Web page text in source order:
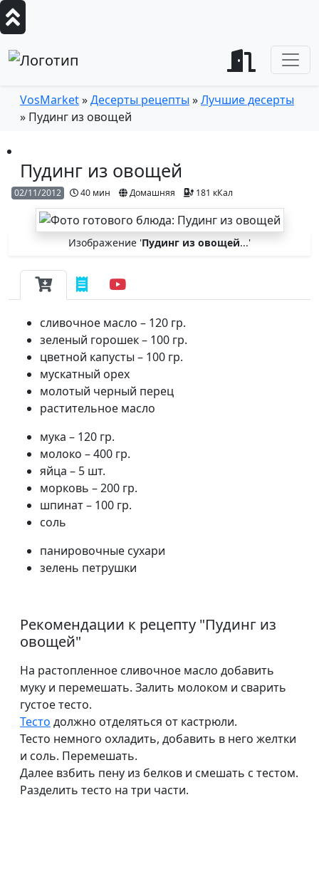
VosMarket»Десерты рецепты »Лучшие десерты
» Пудинг из овощей
Пудинг из овощей
02/11/2012 40 мин Домашняя 181 кКал
Изображение 'Пудинг из овощей...'
сливочное масло – 120 гр.
зеленый горошек – 100 гр.
цветной капусты – 100 гр.
мускатный орех
молотый черный перец
растительное масло
мука – 120 гр.
молоко – 400 гр.
яйца – 5 шт.
морковь – 200 гр.
шпинат – 100 гр.
соль
панировочные сухари
зелень петрушки
Рекомендации к рецепту "Пудинг из
овощей"
На растопленное сливочное масло добавить
муку и перемешать. Залить молоком и сварить
густое тесто.
Тесто должно отделяться от кастрюли.
Тесто немного охладить, добавить в него желтки
и соль. Перемешать.
Далее взбить пену из белков и смешать с тестом.
Разделить тесто на три части.